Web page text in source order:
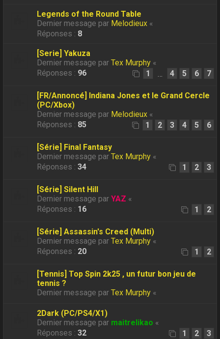
Legends of the Round Table
Dernier message par Melodieux «
Réponses : 8
[Serie] Yakuza
Dernier message parTex Murphy «
Réponses : 96 1 … 4 5 6 7
[FR/Annoncé] Indiana Jones et le Grand Cercle
(PC/Xbox)
Dernier message par Melodieux «
Réponses : 85 1 2 3 4 5 6
[Série] Final Fantasy
Dernier message parTex Murphy «
Réponses :34 1 2 3
[Série] Silent Hill
Dernier message parYAZ «
Réponses : 16 1 2
[Série] Assassin's Creed (Multi)
Dernier message parTex Murphy «
Réponses : 20 1 2
[Tennis] Top Spin 2k25 , un futur bon jeu de
tennis ?
Dernier message parTex Murphy «
2Dark (PC/PS4/X1)
Dernier message par maitrelikao «
Réponses :32 1 2 3